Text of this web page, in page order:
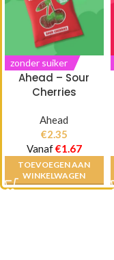
zonder suiker
Ahead – Sour
Cherries
Ahead
€2.35
Vanaf€1.67
TOEVOEGEN AAN
WINKELWAGEN